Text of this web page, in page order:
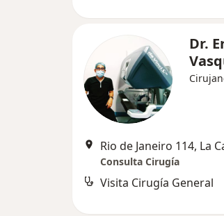
Dr.
Consulta Cirugía
Visita Cirugía General